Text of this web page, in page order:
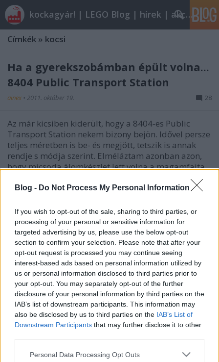
Blog - Do Not Process My Personal Information
If you wish to opt-out of the sale, sharing to third parties, or
processing of your personal or sensitive information for
targeted advertising by us, please use the below opt-out
section to confirm your selection. Please note that after your
opt-out request is processed you may continue seeing
interest-based ads based on personal information utilized by
us or personal information disclosed to third parties prior to
your opt-out. You may separately opt-out of the further
disclosure of your personal information by third parties on the
IAB’s list of downstream participants. This information may
also be disclosed by us to third parties on the IAB’s List of
Downstream Participants that may further disclose it to other
Please note that this website/app uses one or more Google
Personal Data Processing Opt Outs
kockagyár! | LEGO Blog | hírek | akciók |
Címkék » kocsi
Ha a gyerekszobámban épült volna...
8404 Public Transport Station
ainex • 2011. október 19. 28
Az már kicsiben kiderült, hogy a 8404-es Public
Transport Station nekem bizony bejön. Idővel persze
teljes méretben is be- és megjött, tetszik is annak
rendje s módja szerint. Elméláztam azonban azon,
hogy micsoda álomkészlet lett volna a magamfajta
ainex•2011. augusztus 03.
Ma a kicsitől a nagy felé fogunk haladni. Ha már
tegnap úgyis jól behajóztunk:Peter Lewandowski
alkotásaMondaynoodle egy fokkal nagyobban, a
levegőben hasít:Apache Longbow (a galériában
összevetheted az eredetivel is, érdemes)Még mindig
apró lépték. Ezt überelje valaki:Az igen…
Régen még a versenyautó is jobb volt
(vagy nem)
2011. március 31.